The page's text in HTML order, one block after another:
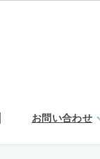
お問い合わせ